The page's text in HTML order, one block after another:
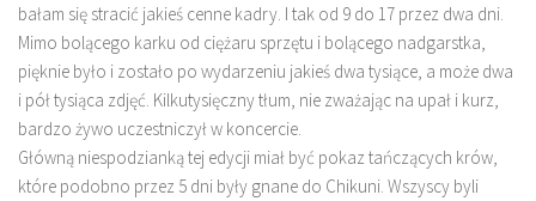
bałam się stracić jakieś cenne kadry. I tak od 9 do 17 przez dwa dni.
Mimo bolącego karku od ciężaru sprzętu i bolącego nadgarstka,
pięknie było i zostało po wydarzeniu jakieś dwa tysiące, a może dwa
i pół tysiąca zdjęć. Kilkutysięczny tłum, nie zważając na upał i kurz,
bardzo żywo uczestniczył w koncercie.
Główną niespodzianką tej edycji miał być pokaz tańczących krów,
które podobno przez 5 dni były gnane do Chikuni. Wszyscy byli